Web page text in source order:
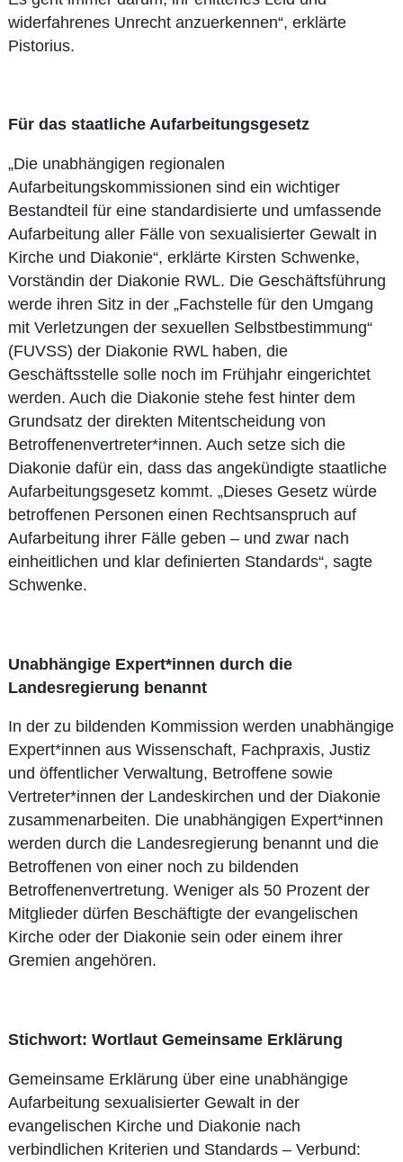
widerfahrenes Unrecht anzuerkennen“, erklärte
Pistorius.
Für das staatliche Aufarbeitungsgesetz
„Die unabhängigen regionalen
Aufarbeitungskommissionen sind ein wichtiger
Bestandteil für eine standardisierte und umfassende
Aufarbeitung aller Fälle von sexualisierter Gewalt in
Kirche und Diakonie“, erklärte Kirsten Schwenke,
Vorständin der Diakonie RWL. Die Geschäftsführung
werde ihren Sitz in der „Fachstelle für den Umgang
mit Verletzungen der sexuellen Selbstbestimmung“
(FUVSS) der Diakonie RWL haben, die
Geschäftsstelle solle noch im Frühjahr eingerichtet
werden. Auch die Diakonie stehe fest hinter dem
Grundsatz der direkten Mitentscheidung von
Betroffenenvertreter*innen. Auch setze sich die
Diakonie dafür ein, dass das angekündigte staatliche
Aufarbeitungsgesetz kommt. „Dieses Gesetz würde
betroffenen Personen einen Rechtsanspruch auf
Aufarbeitung ihrer Fälle geben – und zwar nach
einheitlichen und klar definierten Standards“, sagte
Schwenke.
Unabhängige Expert*innen durch die
Landesregierung benannt
In der zu bildenden Kommission werden unabhängige
Expert*innen aus Wissenschaft, Fachpraxis, Justiz
und öffentlicher Verwaltung, Betroffene sowie
Vertreter*innen der Landeskirchen und der Diakonie
zusammenarbeiten. Die unabhängigen Expert*innen
werden durch die Landesregierung benannt und die
Betroffenen von einer noch zu bildenden
Betroffenenvertretung. Weniger als 50 Prozent der
Mitglieder dürfen Beschäftigte der evangelischen
Kirche oder der Diakonie sein oder einem ihrer
Gremien angehören.
Stichwort: Wortlaut Gemeinsame Erklärung
Gemeinsame Erklärung über eine unabhängige
Aufarbeitung sexualisierter Gewalt in der
evangelischen Kirche und Diakonie nach
verbindlichen Kriterien und Standards – Verbund: